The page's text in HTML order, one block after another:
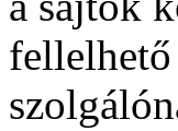
fellelhető